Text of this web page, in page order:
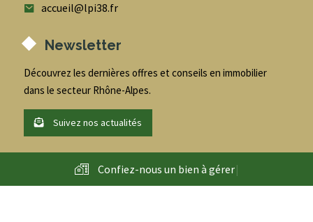
accueil@lpi38.fr
Newsletter
Découvrez les dernières offres et conseils en immobilier
dans le secteur Rhône-Alpes.
Suivez nos actualités
Confiez-nous un bien à gérer|